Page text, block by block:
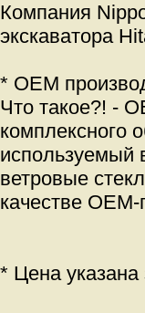
Компания
экскаватора
* OEM
Что такое?! -
комплексного
используемый
ветровые
качестве
* Цена указана